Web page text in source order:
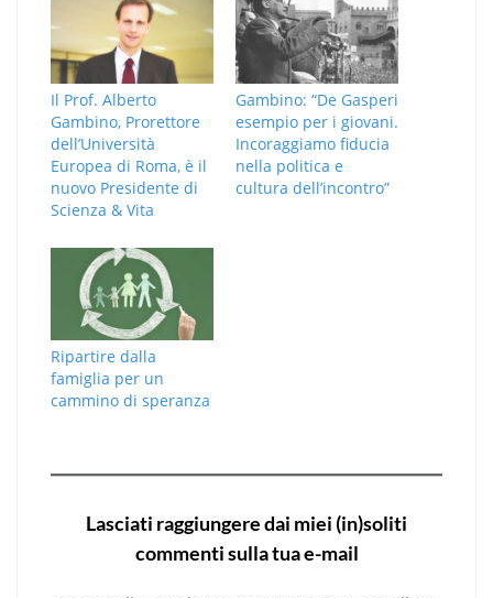
Il Prof. Alberto
Gambino, Prorettore
dell’Università
Europea di Roma, è il
nuovo Presidente di
Scienza & Vita
Gambino: “De Gasperi
esempio per i giovani.
Incoraggiamo fiducia
nella politica e
cultura dell’incontro”
Ripartire dalla
famiglia per un
cammino di speranza
Lasciati raggiungere dai miei (in)soliti
commenti sulla tua e-mail